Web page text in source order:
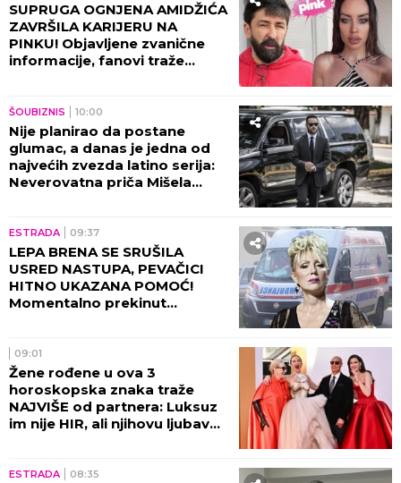
SUPRUGA OGNJENA AMIDŽIĆA
ZAVRŠILA KARIJERU NA
PINKU! Objavljene zvanične
informacije, fanovi traže
ŠOUBIZNIS 10:00
Nije planirao da postane
glumac, a danas je jedna od
najvećih zvezda latino serija:
Neverovatna priča Mišela
ESTRADA 09:37
LEPA BRENA SE SRUŠILA
USRED NASTUPA, PEVAČICI
HITNO UKAZANA POMOĆ!
Momentalno prekinut
09:01
Žene rođene u ova 3
horoskopska znaka traže
NAJVIŠE od partnera: Luksuz
im nije HIR, ali njihovu ljubav
ESTRADA 08:35